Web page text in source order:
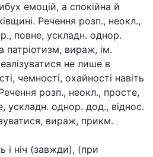
емоцій, а спокійна й
Речення розп., неокл.,
повне, ускладн. однор.
патріотизм, вираж, ім.
не лише в
чемності, охайності навіть
розп., неокл., просте,
ускладн. однор. дод., віднос.
вираж, прикм.
і ніч (завжди), (при